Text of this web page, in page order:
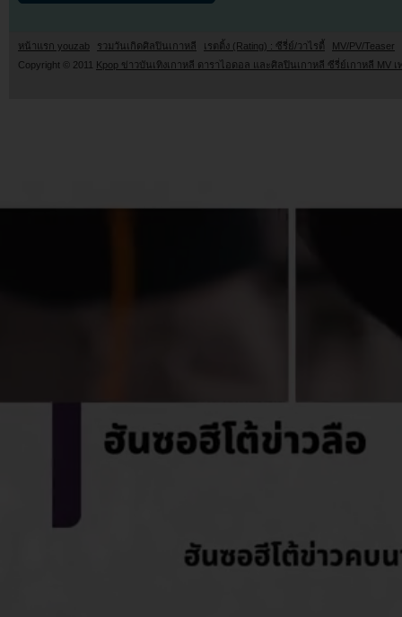
หน้าแรก youzab รวมวันเกิดศิลปินเกาหลี เรตติ้ง (Rating) : ซีรี่ย์/วาไรตี้
MV/PV/Teaser
Copyright © 2011 Kpop ข่าวบันเทิงเกาหลี ดาราไอดอล และศิลปินเกาหลี ซีรี่ย์เกาหลี MV